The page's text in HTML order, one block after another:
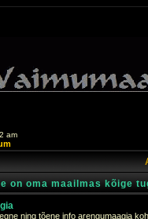
am
on oma maailmas kõige
ning tõene info arengumaagia